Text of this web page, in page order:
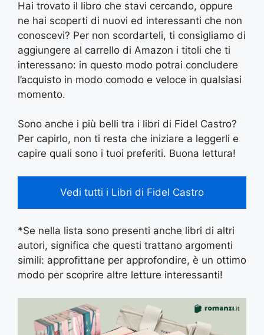
Hai trovato il libro che stavi cercando, oppure
ne hai scoperti di nuovi ed interessanti che non
conoscevi? Per non scordarteli, ti consigliamo di
aggiungere al carrello di Amazon i titoli che ti
interessano: in questo modo potrai concludere
l’acquisto in modo comodo e veloce in qualsiasi
momento.
Sono anche i più belli tra i libri di Fidel Castro?
Per capirlo, non ti resta che iniziare a leggerli e
capire quali sono i tuoi preferiti. Buona lettura!
Vedi tutti i Libri di Fidel Castro
*Se nella lista sono presenti anche libri di altri
autori, significa che questi trattano argomenti
simili: approfittane per approfondire, è un ottimo
modo per scoprire altre letture interessanti!